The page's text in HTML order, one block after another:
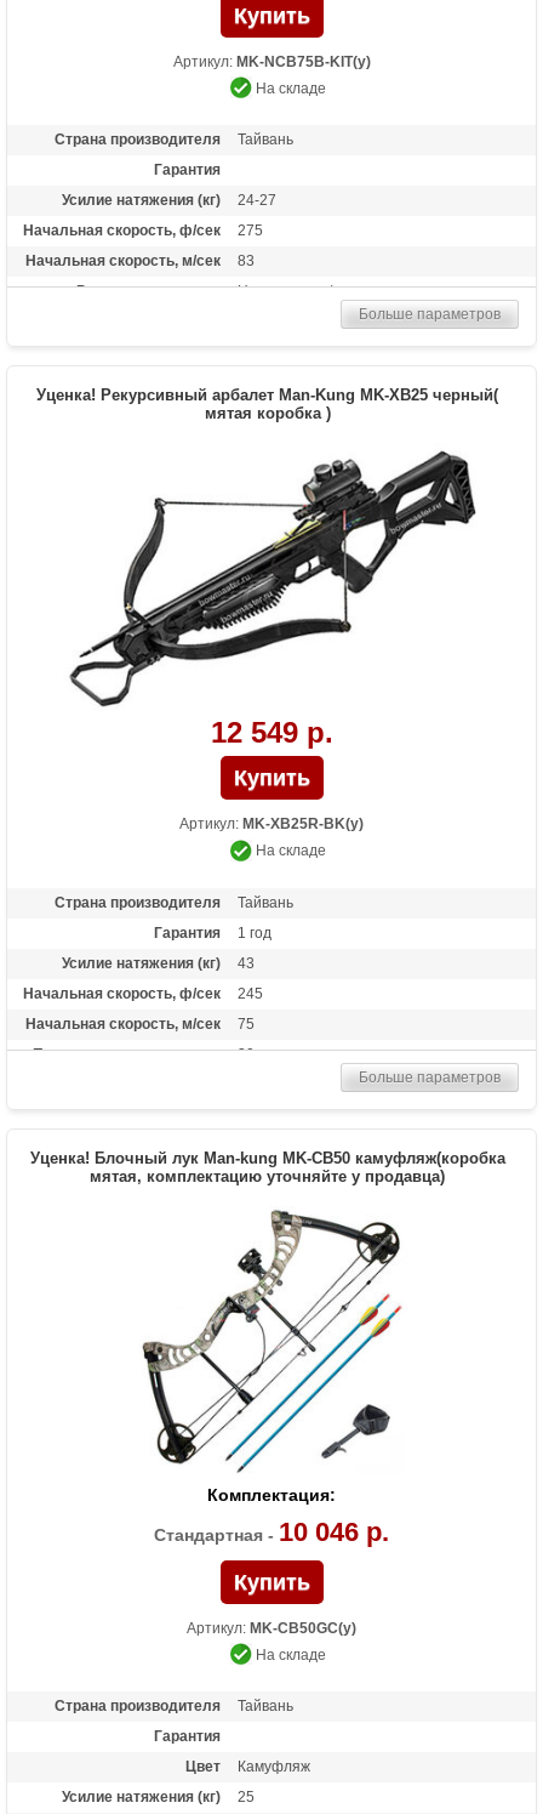
Артикул: MK-NCB75B-KIT(у)
На складе
Страна производителя
Тайвань
Гарантия
Усилие натяжения (кг)
24-27
Начальная скорость, ф/сек
275
Начальная скорость, м/сек
83
Рекомендуется для
Начинающих/опытных
Длина растяжки
от 25 до 31 дюймов
Расстояние между осями
31 дюйм
вискер, релиз, воск, пип-сайт, петелька, 2
алюминиевые стрелы
Комплектация мин.
Только лук
Масса (кг)
Назначение
Развлечение, охота
Больше параметров
Уценка! Рекурсивный арбалет Man-Kung MK-XB25 черный(
мятая коробка )
12 549 р.
Артикул: MK-XB25R-BK(у)
На складе
Страна производителя
Тайвань
Гарантия
1 год
Усилие натяжения (кг)
43
Начальная скорость, ф/сек
245
Начальная скорость, м/сек
75
Прицельная дальность, м
30
Комплектация
4 алюминиевые стрелы 16 дюймов, воск
для тетивы, кивер на 4 стрелы,
коллиматорный прицел Red Dot
Масса (кг)
2.75 снаряженный, 2.1 без аксессуаров
Развлечение, охота
Тип конструкции:булл-пап, защита от
холостого выстрела, телескопический
приклад, отделение для хранения
аксессуаров
Больше параметров
Уценка! Блочный лук Man-kung MK-CB50 камуфляж(коробка
мятая, комплектацию уточняйте у продавца)
Комплектация:
Стандартная - 10 046 р.
Артикул: MK-CB50GC(у)
На складе
Страна производителя
Тайвань
Гарантия
Цвет
Камуфляж
Усилие натяжения (кг)
25